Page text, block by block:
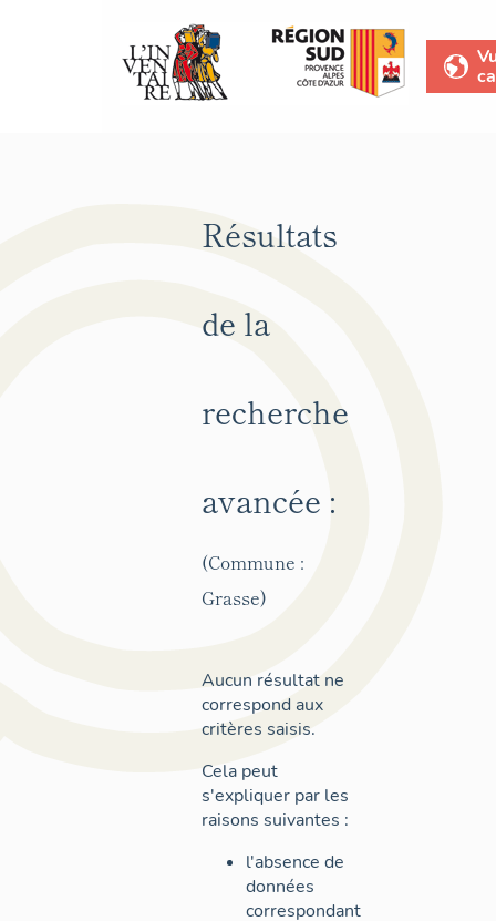
Résultats
de la
recherche
avancée :
(Commune :
Grasse)
Aucun résultat ne
correspond aux
critères saisis.
Cela peut
s'expliquer par les
raisons suivantes :
l'absence de
données
correspondant